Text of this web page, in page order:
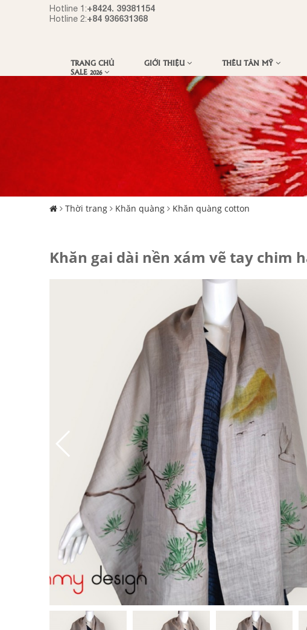
Hotline 1:+8424. 39381154
Hotline 2:+84 936631368
TRANG CHỦ GIỚI THIỆU THÊU TÂN MỸ
SALE 2026
Thời trang Khăn quàng Khăn quàng cotton
Khăn gai dài nền xám vẽ tay chim